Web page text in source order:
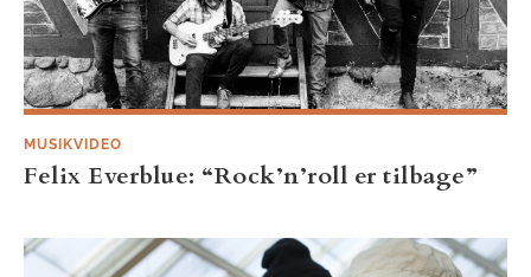
MUSIKVIDEO
Felix Everblue: “Rock’n’roll er tilbage”